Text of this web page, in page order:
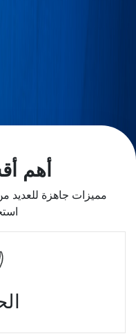
أهم
مميزات جاهزة للعديد